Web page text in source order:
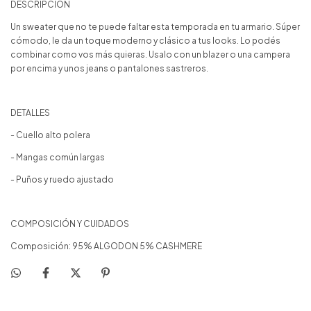
DESCRIPCIÓN
Un sweater que no te puede faltar esta temporada en tu armario. Súper
cómodo, le da un toque moderno y clásico a tus looks. Lo podés
combinar como vos más quieras. Usalo con un blazer o una campera
por encima y unos jeans o pantalones sastreros.
DETALLES
- Cuello alto polera
- Mangas común largas
- Puños y ruedo ajustado
COMPOSICIÓN Y CUIDADOS
Composición: 95% ALGODON 5% CASHMERE